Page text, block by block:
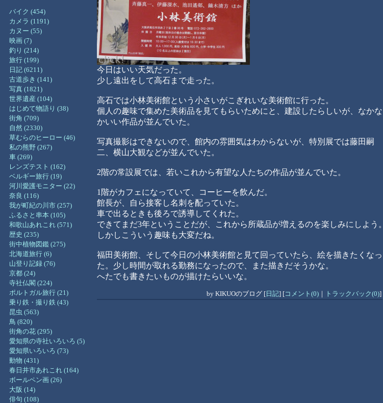
バイク (454)
カメラ (1191)
カヌー (55)
映画 (7)
釣り (214)
旅行 (199)
日記 (6211)
古道歩き (141)
写真 (1821)
世界遺産 (104)
はじめて物語り (38)
街角 (709)
自然 (2330)
草むらのヒーロー (46)
私の熊野 (267)
車 (269)
レンズテスト (162)
ベルギー旅行 (19)
河川愛護モニター (22)
奈良 (116)
我が町紀の川市 (257)
ふるさと串本 (105)
和歌山あれこれ (571)
歴史 (235)
街中植物図鑑 (275)
北海道旅行 (6)
山登り記録 (76)
京都 (24)
寺社仏閣 (224)
ポルトガル旅行 (21)
乗り鉄・撮り鉄 (43)
昆虫 (563)
鳥 (820)
街角の花 (295)
愛知県の寺社いろいろ (5)
愛知県いろいろ (73)
動物 (431)
春日井市あれこれ (164)
ボールペン画 (26)
大阪 (14)
俳句 (108)
今日はいい天気だった。
少し遠出をして高石まで走った。
高石では小林美術館という小さいがこぎれいな美術館に行った。
個人の趣味で集めた美術品を見てもらいためにと、建設したらしいが、なかな
かいい作品が並んでいた。
写真撮影はできないので、館内の雰囲気はわからないが、特別展では藤田嗣
二、横山大観などが並んでいた。
2階の常設展では、若いこれから有望な人たちの作品が並んでいた。
1階がカフェになっていて、コーヒーを飲んだ。
館長が、自ら接客し名刺を配っていた。
車で出るときも後ろで誘導してくれた。
できてまだ3年ということだが、これから所蔵品が増えるのを楽しみにしよう。
しかしこういう趣味も大変だね。
福田美術館、そして今日の小林美術館と見て回っていたら、絵を描きたくなっ
た。少し時間が取れる勤務になったので、また描きだそうかな。
へたでも書きたいものが描けたらいいな。
by KIKUOのブログ [ 日記] [コメント(0) ｜ トラックバック(0)]